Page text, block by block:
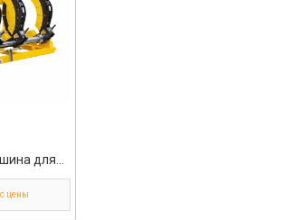
для
1000 мм
цены